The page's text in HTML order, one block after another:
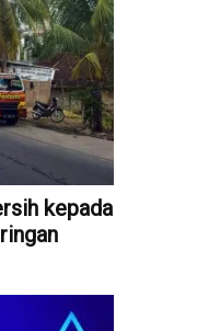
kepada